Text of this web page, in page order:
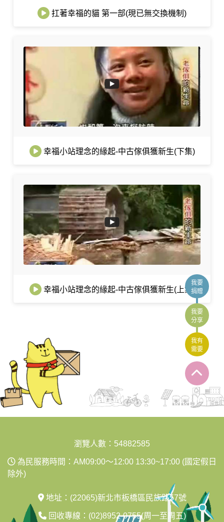
扛著幸福的貓 第一部(現已無交換機制)
幸福小站理念的緣起-中古傢俱獲新生(下集)
幸福小站理念的緣起-中古傢俱獲新生(上集)
瀏覽人數：54882585
為民服務時間：AM09:00～12:00 13:30~17:00 (國定假日
除外)
地址：(22065)新北市板橋區民族路57號
回收專線：(02)8952-0755(周一至周五)
我要
捐贈
我要
分享
我有
需要